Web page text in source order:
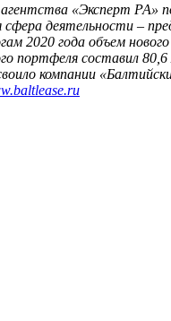
«Эксперт РА»
деятельности –
2020 года объем
портфеля составил
компании
.baltlease.ru